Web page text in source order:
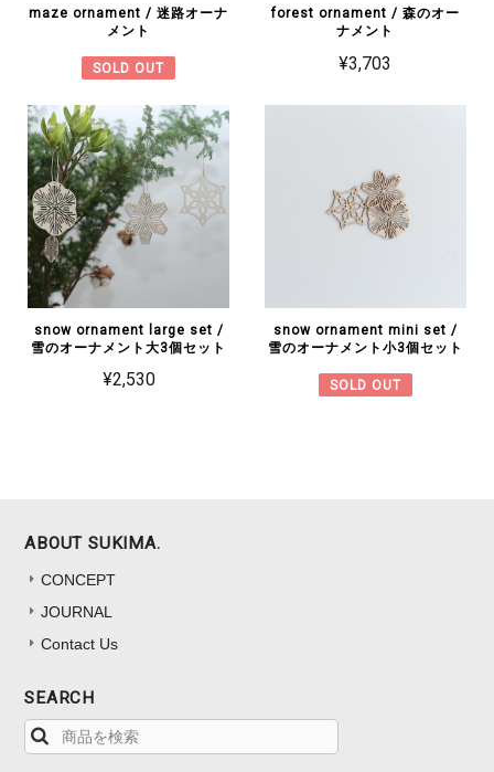
maze ornament / 迷路オーナ
メント
SOLD OUT
forest ornament / 森のオー
ナメント
¥3,703
snow ornament large set /
雪のオーナメント大3個セット
¥2,530
snow ornament mini set /
雪のオーナメント小3個セット
SOLD OUT
ABOUT SUKIMA.
CONCEPT
JOURNAL
Contact Us
SEARCH